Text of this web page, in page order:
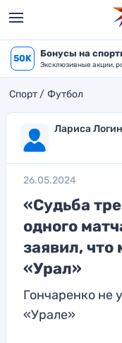
50K Бонусы на
Эксклюзивные акции,
Спорт Футбол
Лариса
26.05.2024
«Судьба
одного
заявил,
«Урал»
Гончаренко не
«Урале»